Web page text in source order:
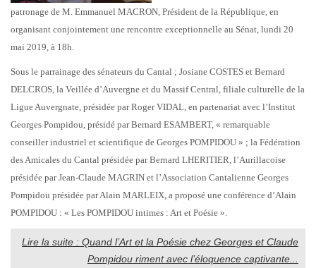
patronage de M. Emmanuel MACRON, Président de la République, en
organisant conjointement une rencontre exceptionnelle au Sénat, lundi 20
mai 2019, à 18h.
Sous le parrainage des sénateurs du Cantal ; Josiane COSTES et Bernard
DELCROS, la Veillée d’Auvergne et du Massif Central, filiale culturelle de la
Ligue Auvergnate, présidée par Roger VIDAL, en partenariat avec l’Institut
Georges Pompidou, présidé par Bernard ESAMBERT, « remarquable
conseiller industriel et scientifique de Georges POMPIDOU » ; la Fédération
des Amicales du Cantal présidée par Bernard LHERITIER, l’Aurillacoise
présidée par Jean-Claude MAGRIN et l’Association Cantalienne Georges
Pompidou présidée par Alain MARLEIX, a proposé une conférence d’Alain
POMPIDOU : « Les POMPIDOU intimes : Art et Poésie ».
Lire la suite : Quand l’Art et la Poésie chez Georges et Claude
Pompidou riment avec l’éloquence captivante...